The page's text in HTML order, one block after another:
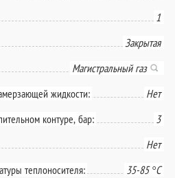
1
Закрытая
Магистральный газ
жидкости:
Нет
контуре, бар:
3
Нет
теплоносителя:
35-85 °С